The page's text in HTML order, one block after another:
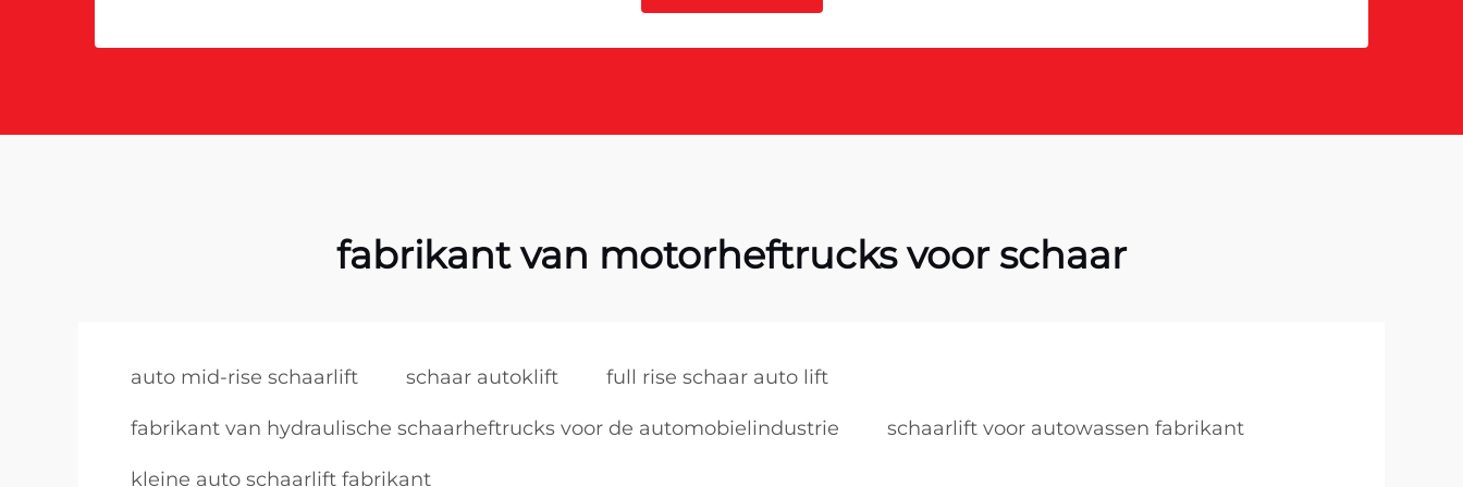
fabrikant van motorheftrucks voor schaar
auto mid-rise schaarlift schaar autoklift full rise schaar auto lift
fabrikant van hydraulische schaarheftrucks voor de automobielindustrie schaarlift voor autowassen fabrikant
kleine auto schaarlift fabrikant